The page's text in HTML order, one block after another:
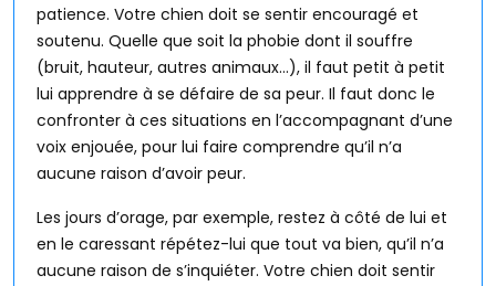
patience. Votre chien doit se sentir encouragé et
soutenu. Quelle que soit la phobie dont il souffre
(bruit, hauteur, autres animaux…), il faut petit à petit
lui apprendre à se défaire de sa peur. Il faut donc le
confronter à ces situations en l’accompagnant d’une
voix enjouée, pour lui faire comprendre qu’il n’a
aucune raison d’avoir peur.
Les jours d’orage, par exemple, restez à côté de lui et
en le caressant répétez-lui que tout va bien, qu’il n’a
aucune raison de s’inquiéter. Votre chien doit sentir